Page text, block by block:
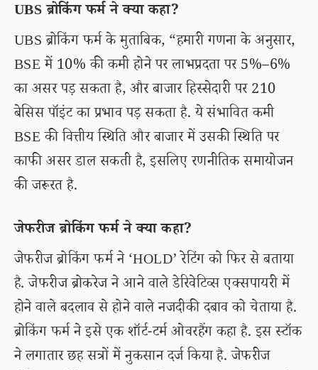
UBS ब्रोकिंग फर्म ने क्या कहा?
UBS ब्रोकिंग फर्म के मुताबिक, “हमारी गणना के अनुसार,
BSE में 10% की कमी होने पर लाभप्रदता पर 5%–6%
का असर पड़ सकता है, और बाजार हिस्सेदारी पर 210
बेसिस पॉइंट का प्रभाव पड़ सकता है. ये संभावित कमी
BSE की वित्तीय स्थिति और बाजार में उसकी स्थिति पर
काफी असर डाल सकती है, इसलिए रणनीतिक समायोजन
की जरूरत है.
जेफरीज ब्रोकिंग फर्म ने क्या कहा?
जेफरीज ब्रोकिंग फर्म ने ‘HOLD’ रेटिंग को फिर से बताया
है. जेफरीज ब्रोकरेज ने आने वाले डेरिवेटिव्स एक्सपायरी में
होने वाले बदलाव से होने वाले नजदीकी दबाव को चेताया है.
ब्रोकिंग फर्म ने इसे एक शॉर्ट-टर्म ओवरहैंग कहा है. इस स्टॉक
ने लगातार छह सत्रों में नुकसान दर्ज किया है. जेफरीज